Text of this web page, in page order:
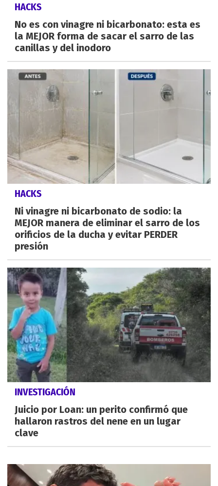
HACKS
No es con vinagre ni bicarbonato: esta es
la MEJOR forma de sacar el sarro de las
canillas y del inodoro
HACKS
Ni vinagre ni bicarbonato de sodio: la
MEJOR manera de eliminar el sarro de los
orificios de la ducha y evitar PERDER
presión
INVESTIGACIÓN
Juicio por Loan: un perito confirmó que
hallaron rastros del nene en un lugar
clave